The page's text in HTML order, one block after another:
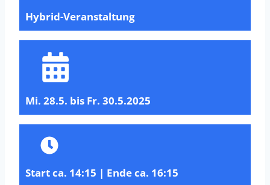
Hybrid-Veranstaltung
Mi. 28.5. bis Fr. 30.5.2025
Start ca. 14:15 | Ende ca. 16:15